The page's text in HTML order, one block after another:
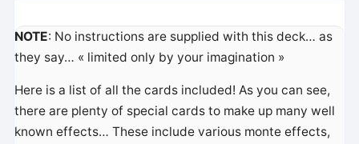
NOTE: No instructions are supplied with this deck… as
they say… « limited only by your imagination »
Here is a list of all the cards included! As you can see,
there are plenty of special cards to make up many well
known effects… These include various monte effects,